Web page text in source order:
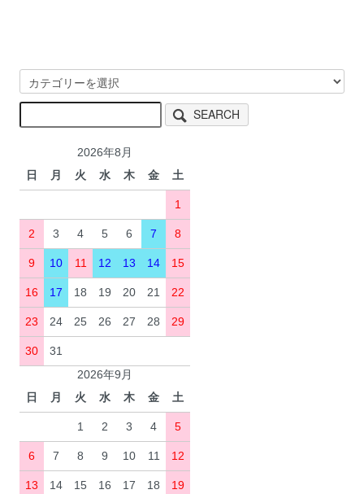
SEARCH
2026年8月
日
月 火 水 木 金 土
1
2 3 4 5 6 7 8
9 10 11 12 13 14 15
16 17 18 19 20 21 22
23 24 25 26 27 28 29
30
31
2026年9月
日
月 火 水 木 金 土
1 2 3 4 5
6 7 8 9 10 11 12
13 14 15 16 17 18 19